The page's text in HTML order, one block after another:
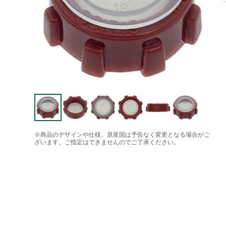
※商品のデザインや仕様、原産国は予告なく変更となる場合がご
ざいます。ご指定はできませんのでご了承ください。